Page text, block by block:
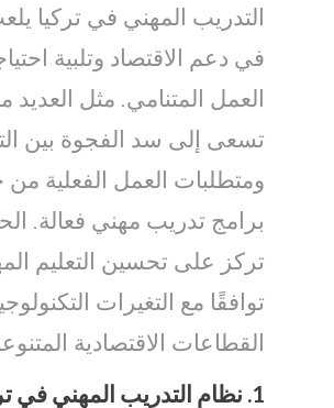
التدريب المهني في تركيا
في دعم الاقتصاد وتلبية
العمل المتنامي. مثل العديد
تسعى إلى سد الفجوة بين
ومتطلبات العمل الفعلية من
برامج تدريب مهني فعالة.
تركز على تحسين التعليم
توافقًا مع التغيرات
القطاعات الاقتصادية
1. نظام التدريب المهني في